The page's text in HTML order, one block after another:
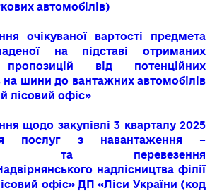
автомобілів)
очікуваної вартості предмета
на підставі отриманих
пропозицій від потенційних
на шини до вантажних автомобілів
лісовий офіс»
щодо закупівлі 3 кварталу 2025
послуг з навантаження –
та перевезення
надлісництва філії
офіс» ДП «Ліси України (код